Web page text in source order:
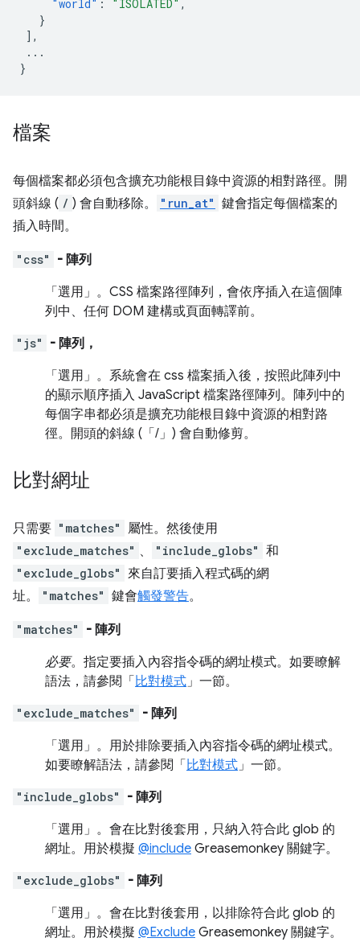
"world" : "ISOLATED" ,
}
],
...
}
檔案
每個檔案都必須包含擴充功能根目錄中資源的相對路徑。開
頭斜線 ( / ) 會自動移除。 "run_at" 鍵會指定每個檔案的
插入時間。
"css"
- 陣列
「選用」 。CSS 檔案路徑陣列，會依序插入在這個陣
列中、任何 DOM 建構或頁面轉譯前。
"js"
- 陣列，
「選用」 。系統會在 css 檔案插入後，按照此陣列中
的顯示順序插入 JavaScript 檔案路徑陣列。陣列中的
每個字串都必須是擴充功能根目錄中資源的相對路
徑。開頭的斜線 (「/」) 會自動修剪。
比對網址
只需要 "matches" 屬性。然後使用
"exclude_matches" 、 "include_globs" 和
"exclude_globs" 來自訂要插入程式碼的網
址。
"matches" 鍵會觸發警告。
"matches"
- 陣列
必要。指定要插入內容指令碼的網址模式。如要瞭解
語法，請參閱「 比對模式」一節。
"exclude_matches"
- 陣列
「選用」 。用於排除要插入內容指令碼的網址模式。
如要瞭解語法，請參閱「 比對模式」一節。
"include_globs"
- 陣列
「選用」 。會在比對後套用，只納入符合此 glob 的
網址。用於模擬 @include Greasemonkey 關鍵字。
"exclude_globs"
- 陣列
「選用」 。會在比對後套用，以排除符合此 glob 的
網址。用於模擬 @Exclude Greasemonkey 關鍵字。